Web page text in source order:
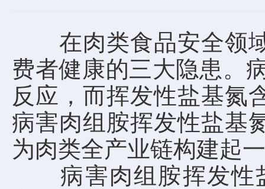
在肉类食品安全领域
费者健康的三大隐患。
反应，而挥发性盐基氮
病害肉组胺挥发性盐基
为肉类全产业链构建起
病害肉组胺挥发性盐